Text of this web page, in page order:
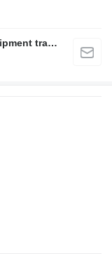
Alirtifah used building machinery & equipment trading llc